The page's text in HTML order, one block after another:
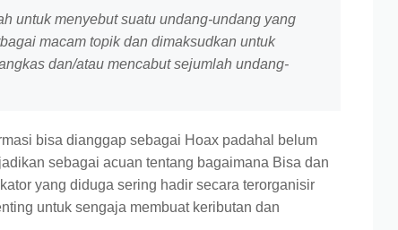
untuk menyebut suatu undang-undang yang
macam topik dan dimaksudkan untuk
dan/atau mencabut sejumlah undang-
bisa dianggap sebagai Hoax padahal belum
sebagai acuan tentang bagaimana Bisa dan
yang diduga sering hadir secara terorganisir
untuk sengaja membuat keributan dan